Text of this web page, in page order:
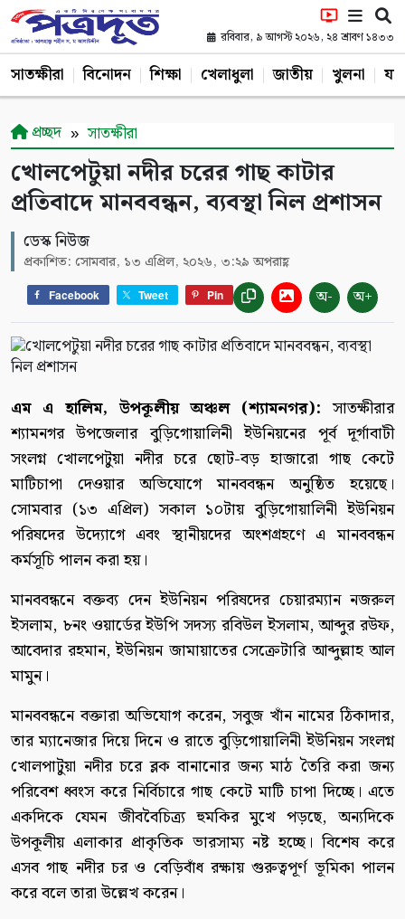
রবিবার, ৯ আগস্ট ২০২৬, ২৪ শ্রাবণ ১৪৩৩
সাতক্ষীরা বিনোদন শিক্ষা খেলাধুলা জাতীয় খুলনা
প্রচ্ছদ সাতক্ষীরা
খোলপেটুয়া নদীর চরের গাছ কাটার
প্রতিবাদে মানববন্ধন, ব্যবস্থা নিল প্রশাসন
ডেস্ক নিউজ
প্রকাশিত: সোমবার, ১৩ এপ্রিল, ২০২৬, ৩:২৯ অপরাহ্ণ
Facebook Tweet Pin অ- অ+
এম এ হালিম, উপকূলীয় অঞ্চল (শ্যামনগর): সাতক্ষীরার
শ্যামনগর উপজেলার বুড়িগোয়ালিনী ইউনিয়নের পূর্ব দূর্গাবাটী
সংলগ্ন খোলপেটুয়া নদীর চরে ছোট-বড় হাজারো গাছ কেটে
মাটিচাপা দেওয়ার অভিযোগে মানববন্ধন অনুষ্ঠিত হয়েছে।
সোমবার (১৩ এপ্রিল) সকাল ১০টায় বুড়িগোয়ালিনী ইউনিয়ন
পরিষদের উদ্যোগে এবং স্থানীয়দের অংশগ্রহণে এ মানববন্ধন
কর্মসূচি পালন করা হয়।
মানববন্ধনে বক্তব্য দেন ইউনিয়ন পরিষদের চেয়ারম্যান নজরুল
ইসলাম, ৮নং ওয়ার্ডের ইউপি সদস্য রবিউল ইসলাম, আব্দুর রউফ,
আবেদার রহমান, ইউনিয়ন জামায়াতের সেক্রেটারি আব্দুল্লাহ আল
মামুন।
মানববন্ধনে বক্তারা অভিযোগ করেন, সবুজ খাঁন নামের ঠিকাদার,
তার ম্যানেজার দিয়ে দিনে ও রাতে বুড়িগোয়ালিনী ইউনিয়ন সংলগ্ন
খোলপাটুয়া নদীর চরে ব্লক বানানোর জন্য মাঠ তৈরি করা জন্য
পরিবেশ ধ্বংস করে নির্বিচারে গাছ কেটে মাটি চাপা দিচ্ছে। এতে
একদিকে যেমন জীববৈচিত্র্য হুমকির মুখে পড়ছে, অন্যদিকে
উপকূলীয় এলাকার প্রাকৃতিক ভারসাম্য নষ্ট হচ্ছে। বিশেষ করে
এসব গাছ নদীর চর ও বেড়িবাঁধ রক্ষায় গুরুত্বপূর্ণ ভূমিকা পালন
করে বলে তারা উল্লেখ করেন।